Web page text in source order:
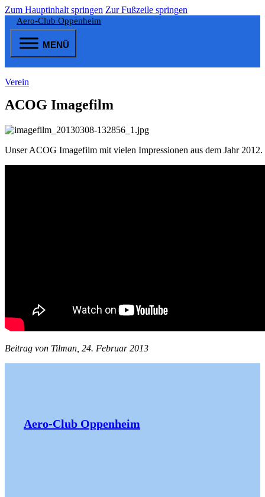
Zum Hauptinhalt springen Zur Fußzeile springen
Aero-Club Oppenheim
MENÜ
Verein
ACOG Imagefilm
Unser ACOG Imagefilm mit vielen Impressionen aus dem Jahr
Beitrag von Tilman, 24. Februar 2013
Aero-Club Oppenheim